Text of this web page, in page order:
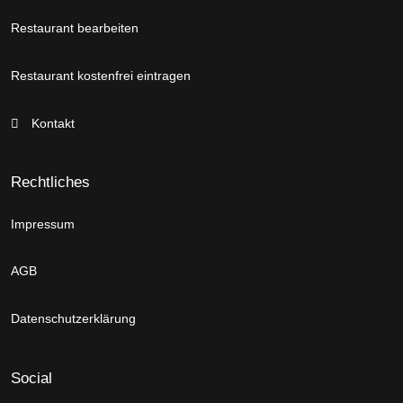
Restaurant bearbeiten
Restaurant kostenfrei eintragen
Kontakt
Rechtliches
Impressum
AGB
Datenschutzerklärung
Social